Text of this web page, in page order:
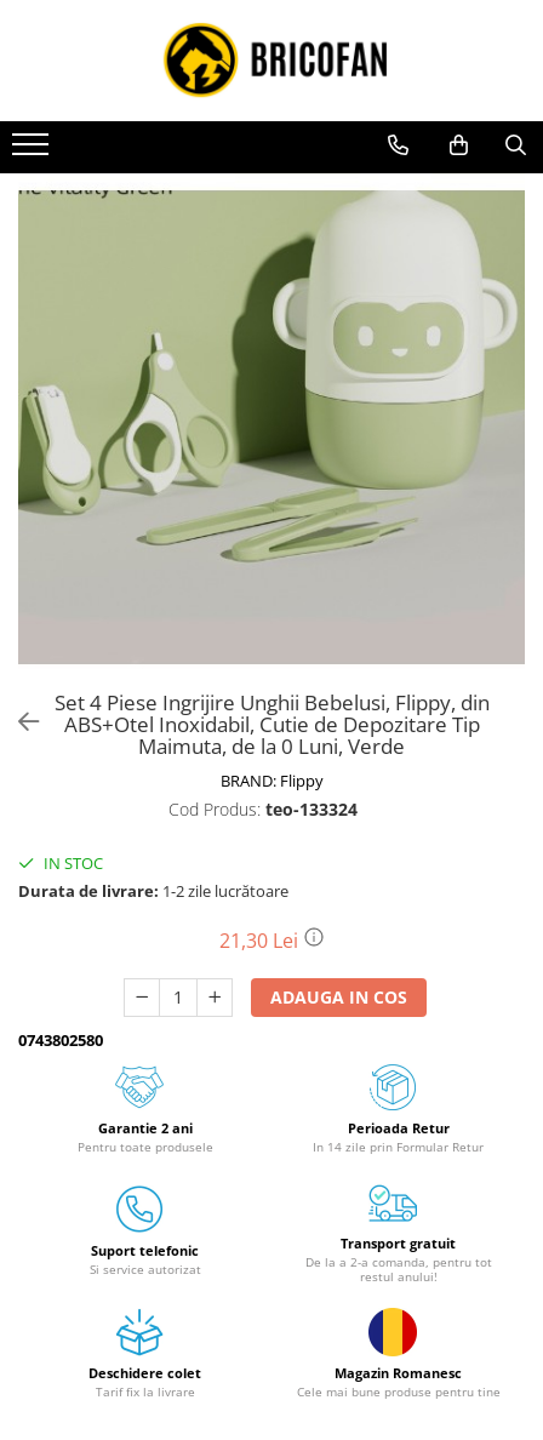
Toate Produsele
Vehicule electrice
Atv
Cu permis
Piese de schimb vehicule electrice
Scutere electrice
Scutere pe benzina
Tricicluri cargo fara permis
Tricicluri persoane
Trotinete electrice
Motoburghie si accesorii
Accesorii motoburghie
Drujbe, fierastraie electrice
Drujbe cu acumulator
Unelte electrice busteni
Mori cereale si batoze porumb
Batoze - mori desfacat porumb
Granulatoare
Mori pentru cereale
Mori pentru furaje
Mori pentru furaje si resturi
Piese si accesorii mori
Tocatoare furaje si crengi
Tocatoare furaje
Set 4 Piese Ingrijire Unghii Bebelusi, Flippy, din
ABS+Otel Inoxidabil, Cutie de Depozitare Tip
Maimuta, de la 0 Luni, Verde
BRAND: Flippy
Cod Produs: teo-133324
IN STOC
Durata de livrare: 1-2 zile lucrătoare
21,30 Lei
ADAUGA IN COS
0743802580
Garantie 2 ani
Pentru toate produsele
Perioada Retur
In 14 zile prin Formular Retur
Suport telefonic
Si service autorizat
Transport gratuit
De la a 2-a comanda, pentru tot
restul anului!
Deschidere colet
Tarif fix la livrare
Magazin Romanesc
Cele mai bune produse pentru tine